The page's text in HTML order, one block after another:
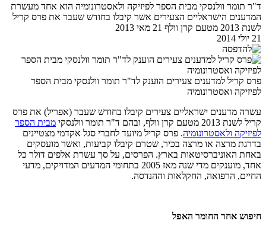
ד"ר תומר וולנסקי מבית הספר לפיזיקה ולאסטרונומיה הוא אחד מעשרת
המדענים הישראליים הצעירים אשר קיבלו בחודש שעבר את פרס קריל
לשנת 2013 מטעם קרן וולף 21 מאי 2013
21 יולי 2014
פרס קריל למדענים צעירים הוענק לד"ר תומר וולנסקי מבית הספר
לפיזיקה ואסטרונומיה
עשרה מדענים ישראליים צעירים קיבלו בחודש שעבר (אפריל) את פרס
קריל לשנת 2013 מטעם קרן וולף, ובהם ד"ר תומר וולנסקי
מבית הספר
לפיזיקה ולאסטרונומיה. פרס קריל מיועד לחברי סגל אקדמי מצטיינים
בדרגת מרצה או מרצה בכיר, שטרם קיבלו קביעות, ואשר מועסקים
באחת האוניברסיטאות בארץ. הפרסים, על סך עשרת אלפים דולר כל
אחד, מוענקים מדי שנה מאז 2005 בתחומי המדעים המדויקים, מדעי
החיים, הרפואה, החקלאות וההנדסה.
חיפוש אחר החומר האפל